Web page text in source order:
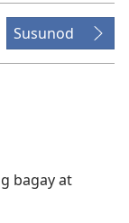
Susunod
bagay at